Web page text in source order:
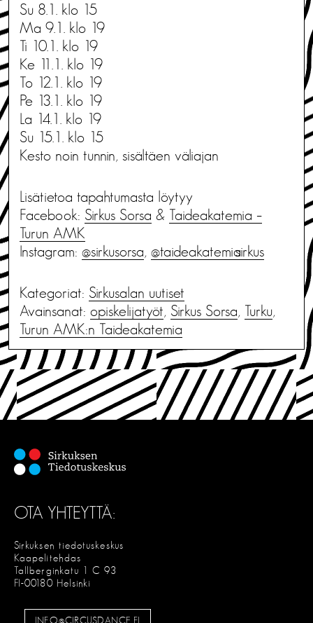
Su 8.1. klo 15
Ma 9.1. klo 19
Ti 10.1. klo 19
Ke 11.1. klo 19
To 12.1. klo 19
Pe 13.1. klo 19
La 14.1. klo 19
Su 15.1. klo 15
Kesto noin tunnin, sisältäen väliajan
Lisätietoa tapahtumasta löytyy
Facebook: Sirkus Sorsa & Taideakatemia –
Turun AMK
Instagram: @sirkusorsa, @taideakatemia_sirkus
Kategoriat: Sirkusalan uutiset
Avainsanat: opiskelijatyöt, Sirkus Sorsa, Turku,
Turun AMK:n Taideakatemia
OTA YHTEYTTÄ:
Sirkuksen tiedotuskeskus
Kaapelitehdas
Tallberginkatu 1 C 93
FI-00180 Helsinki